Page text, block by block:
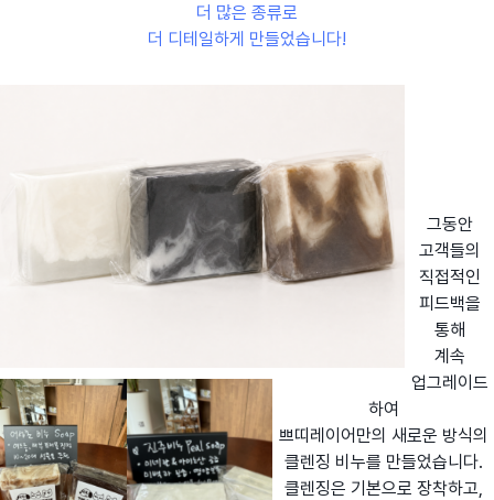
더 많은 종류로
더 디테일하게 만들었습니다!
그동안
고객들의
직접적인
피드백을
통해
계속
업그레이드
하여
쁘띠레이어만의 새로운 방식의
클렌징 비누를 만들었습니다.
클렌징은 기본으로 장착하고,